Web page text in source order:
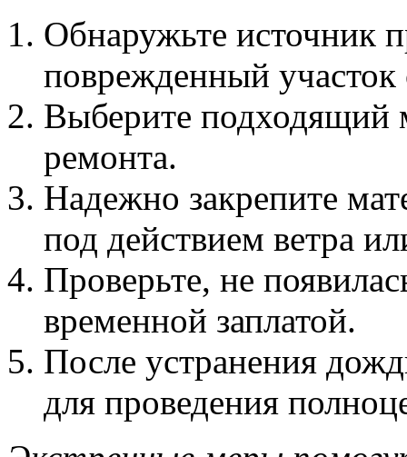
Обнаружьте источник
поврежденный участок
Выберите подходящий
ремонта.
Надежно закрепите
под действием ветра
Проверьте, не
временной заплатой.
После устранения
для проведения